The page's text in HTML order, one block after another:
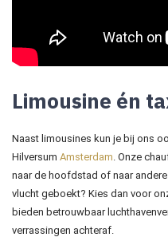
Limousine én
Naast limousines kun je bij ons
Hilversum Amsterdam. Onze
naar de hoofdstad of naar
vlucht geboekt? Kies dan voor
bieden betrouwbaar
verrassingen achteraf.